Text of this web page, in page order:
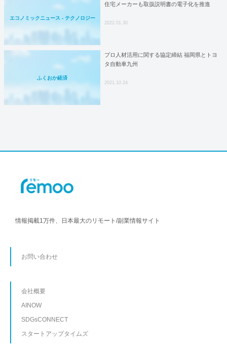
エコノミックニュース - テクノロジー
住宅メーカーも取扱説明書の電子化を推進
2022.01.30
ふくおか経済
プロ人材活用に関する協定締結 福岡県とトヨ
タ自動車九州
2021.10.24
情報掲載1万件、日本最大のリモート/副業情報サイト
お問い合わせ
会社概要
AINOW
SDGsCONNECT
スタートアップタイムズ